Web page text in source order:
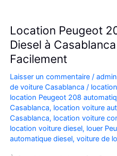
Casablanca
✅
Location Peugeot
Diesel à
Facilement
Laisser un commentaire / admin
de voiture Casablanca /
location Peugeot 208
Casablanca, location voiture
Casablanca, location voiture
location voiture diesel, louer
automatique diesel, voiture de